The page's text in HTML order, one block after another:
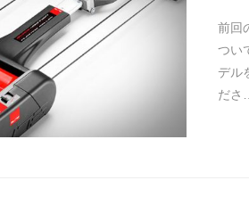
前回
つい
デル
ださ…